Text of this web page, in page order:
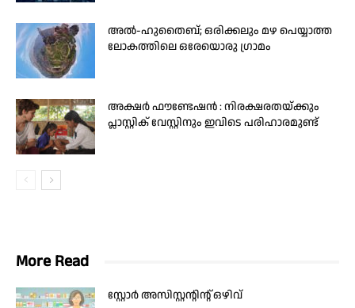
അൽ-ഹുതൈബ്; ഒരിക്കലും മഴ പെയ്യാത്ത
ലോകത്തിലെ ഒരേയൊരു ഗ്രാമം
അക്ഷർ ഫൗണ്ടേഷൻ : നിരക്ഷരതയ്ക്കും
പ്ലാസ്റ്റിക് വേസ്റ്റിനും ഇവിടെ പരിഹാരമുണ്ട്
More Read
സ്റ്റോര്‍ അസിസ്റ്റന്റിന്റ് ഒഴിവ്